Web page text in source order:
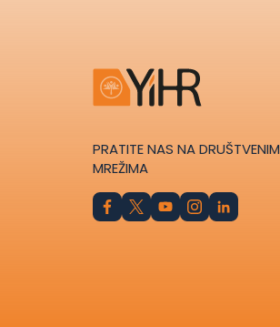
PRATITE NAS NA DRUŠTVENIM
MREŽIMA